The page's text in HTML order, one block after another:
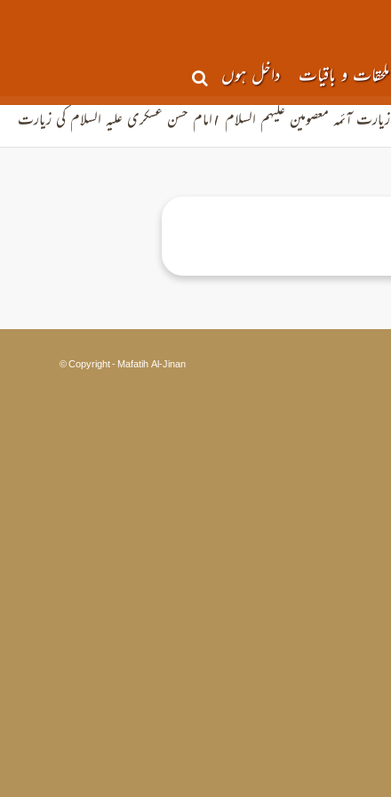
ملحقات و باقیات داخل ہوں
زیارت آئمہ معصومین علیهم السلام /امام حسن عسکری علیه السلام کی زیارت
© Copyright - Mafatih Al-Jinan